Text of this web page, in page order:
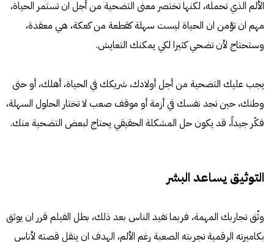
الألم الذي تحمله، لكنها تختصر معنى التضحية من أجل ان تستمر الحياة،
مهم ان تؤمن ان الحياة ليست سهلة كقطعة من كعكة، هي معقدة،
وستحتاج لأن تضحي كثيرا لكي يمكنك التعايش.
يجب عليك التضحية من أجل أولادك، شريكك في الحياة، أهلك، أو حتى
وطنك، حين تجد نفسك في أزمة أو موقف صعب لا تختار الحلول السهلة،
فكّر جيداً، قد يكون حل المشكلة الحقيقي يحتاج لبعض التضحية منك.
التوثيق يساعد البشر
وثّق تجاربك المهمة، فربما تفيد الناس بعد ذلك، بطل الفيلم قرر ان يوثق
بكاميرته الرقمية تجربته الصعبة رغم الألم، الهدف ان ينقل قصته لأناس